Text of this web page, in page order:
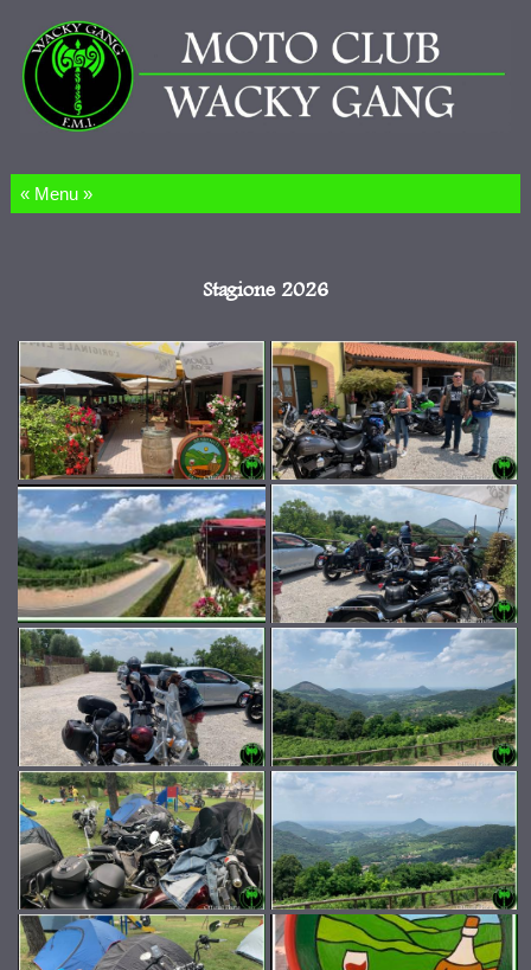
Salta al contenuto
Stagione 2026